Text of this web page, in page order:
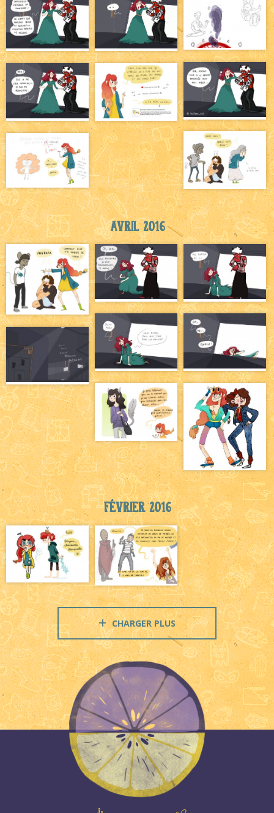
Avril 2016
Février 2016
CHARGER PLUS